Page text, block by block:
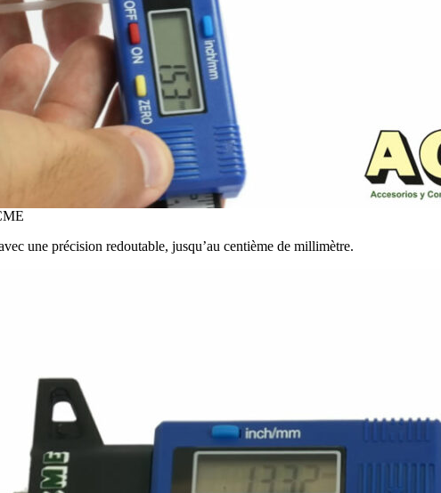
une précision redoutable, jusqu’au centième de millimètre.